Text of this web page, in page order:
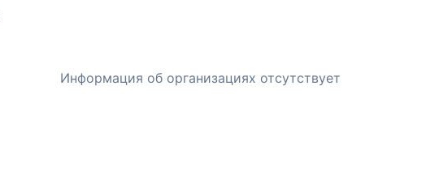
Информация об организациях отсутствует